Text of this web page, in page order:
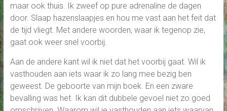
maar ook thuis. Ik zweef op pure adrenaline de dagen
door. Slaap hazenslaapjes en hou me vast aan het feit dat
de tijd vliegt. Met andere woorden, waar ik tegenop zie,
gaat ook weer snel voorbij.
Aan de andere kant wil ik niet dat het voorbij gaat. Wil ik
vasthouden aan iets waar ik zo lang mee bezig ben
geweest. De geboorte van mijn boek. En een zware
bevalling was het. Ik kan dit dubbele gevoel niet zo goed